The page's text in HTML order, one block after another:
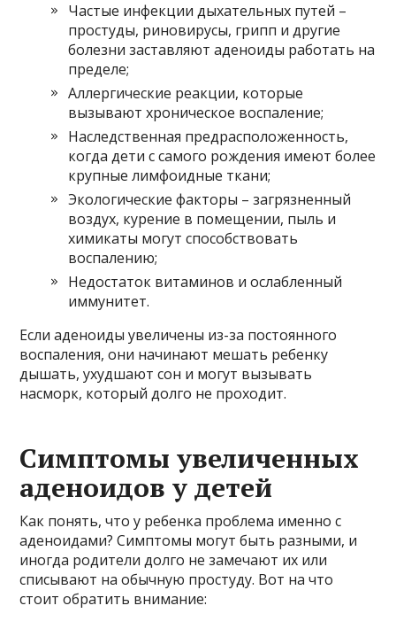
Частые инфекции дыхательных путей –
простуды, риновирусы, грипп и другие
болезни заставляют аденоиды работать на
пределе;
Аллергические реакции, которые
вызывают хроническое воспаление;
Наследственная предрасположенность,
когда дети с самого рождения имеют более
крупные лимфоидные ткани;
Экологические факторы – загрязненный
воздух, курение в помещении, пыль и
химикаты могут способствовать
воспалению;
Недостаток витаминов и ослабленный
иммунитет.
Если аденоиды увеличены из-за постоянного
воспаления, они начинают мешать ребенку
дышать, ухудшают сон и могут вызывать
насморк, который долго не проходит.
Симптомы увеличенных
аденоидов у детей
Как понять, что у ребенка проблема именно с
аденоидами? Симптомы могут быть разными, и
иногда родители долго не замечают их или
списывают на обычную простуду. Вот на что
стоит обратить внимание: